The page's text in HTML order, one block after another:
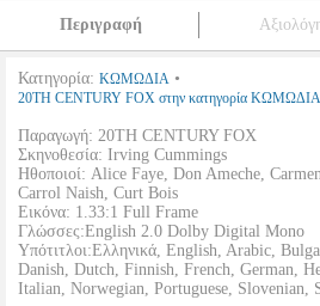
Περιγραφή
Κατηγορία: ΚΩΜΩΔΙΑ •
20TH CENTURY FOX στην κατηγορία ΚΩΜΩΔΙΑ
Παραγωγή: 20TH CENTURY FOX
Σκηνοθεσία: Irving Cummings
Ηθοποιοί: Alice Faye, Don Ameche,
Carrol Naish, Curt Bois
Εικόνα: 1.33:1 Full Frame
Γλώσσες:English 2.0 Dolby Digital Mono
Υπότιτλοι:Ελληνικά, English, Arabic,
Danish, Dutch, Finnish, French, German,
Italian, Norwegian, Portuguese, Slovenian,